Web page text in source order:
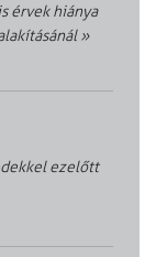
érvek hiánya
»
ezelőtt